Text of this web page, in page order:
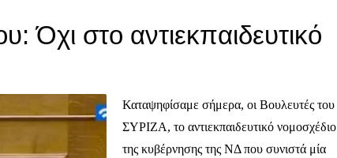
Όχι στο αντιεκπαιδευτικό
Καταψηφίσαμε σήμερα, οι Βουλευτές του
ΣΥΡΙΖΑ, το αντιεκπαιδευτικό νομοσχέδιο
της κυβέρνησης της ΝΔ που συνιστά μία